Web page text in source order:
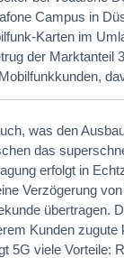
Campus in
Karten im
der Marktanteil
was den
das
erfolgt in
Verzögerung
übertragen.
Kunden
5G viele Vorteile: